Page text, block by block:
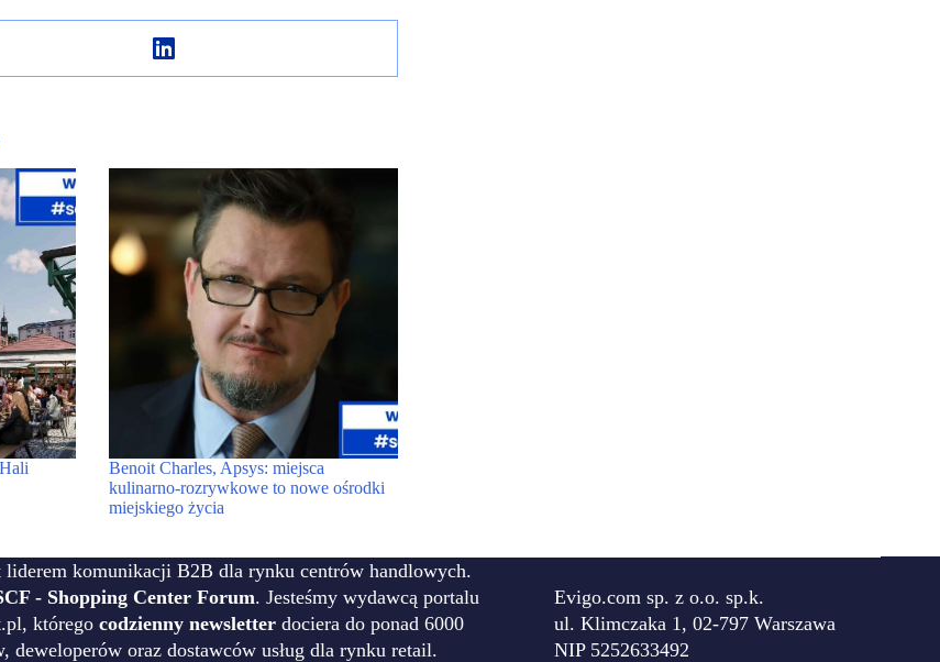
Benoit Charles, Apsys: miejsca
kulinarno-rozrywkowe to nowe ośrodki
miejskiego życia
komunikacji B2B dla rynku centrów handlowych.
- Shopping Center Forum. Jesteśmy wydawcą portalu
którego codzienny newsletter dociera do ponad 6000
deweloperów oraz dostawców usług dla rynku retail.
Evigo.com sp. z o.o. sp.k.
ul. Klimczaka 1, 02-797 Warszawa
NIP 5252633492